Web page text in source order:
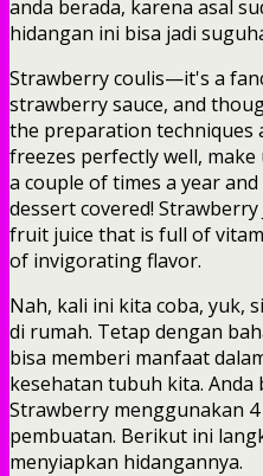
anda berada, karena asal
hidangan ini bisa jadi
Strawberry coulis—it's a
strawberry sauce, and
the preparation techniques
freezes perfectly well,
a couple of times a year
dessert covered!
fruit juice that is full of
of invigorating flavor.
Nah, kali ini kita coba, yuk,
di rumah. Tetap dengan
bisa memberi manfaat
kesehatan tubuh kita. Anda
Strawberry menggunakan
pembuatan. Berikut ini
menyiapkan hidangannya.